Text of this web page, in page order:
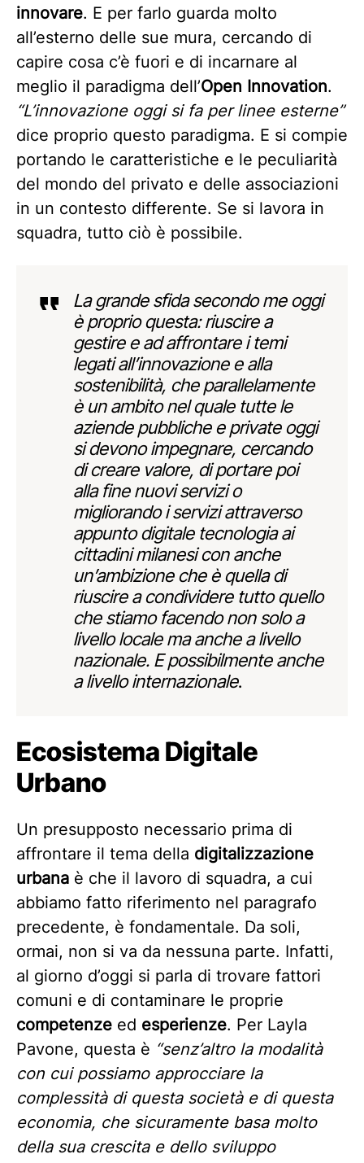
innovare. E per farlo guarda molto
all’esterno delle sue mura, cercando di
capire cosa c’è fuori e di incarnare al
meglio il paradigma dell’Open Innovation.
“L’innovazione oggi si fa per linee esterne”
dice proprio questo paradigma. E si compie
portando le caratteristiche e le peculiarità
del mondo del privato e delle associazioni
in un contesto differente. Se si lavora in
squadra, tutto ciò è possibile.
La grande sfida secondo me oggi
è proprio questa: riuscire a
gestire e ad affrontare i temi
legati all’innovazione e alla
sostenibilità, che parallelamente
è un ambito nel quale tutte le
aziende pubbliche e private oggi
si devono impegnare, cercando
di creare valore, di portare poi
alla fine nuovi servizi o
migliorando i servizi attraverso
appunto digitale tecnologia ai
cittadini milanesi con anche
un’ambizione che è quella di
riuscire a condividere tutto quello
che stiamo facendo non solo a
livello locale ma anche a livello
nazionale. E possibilmente anche
a livello internazionale.
Ecosistema Digitale
Urbano
Un presupposto necessario prima di
affrontare il tema della digitalizzazione
urbana è che il lavoro di squadra, a cui
abbiamo fatto riferimento nel paragrafo
precedente, è fondamentale. Da soli,
ormai, non si va da nessuna parte. Infatti,
al giorno d’oggi si parla di trovare fattori
comuni e di contaminare le proprie
competenze ed esperienze. Per Layla
Pavone, questa è “senz’altro la modalità
con cui possiamo approcciare la
complessità di questa società e di questa
economia, che sicuramente basa molto
della sua crescita e dello sviluppo